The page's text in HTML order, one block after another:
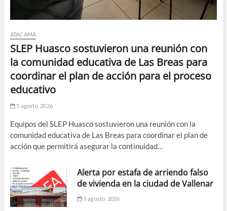
ATACAMA
SLEP Huasco sostuvieron una reunión con
la comunidad educativa de Las Breas para
coordinar el plan de acción para el proceso
educativo
5 agosto, 2026
Equipos del SLEP Huasco sostuvieron una reunión con la
comunidad educativa de Las Breas para coordinar el plan de
acción que permitirá asegurar la continuidad…
Alerta por estafa de arriendo falso
de vivienda en la ciudad de Vallenar
5 agosto, 2026